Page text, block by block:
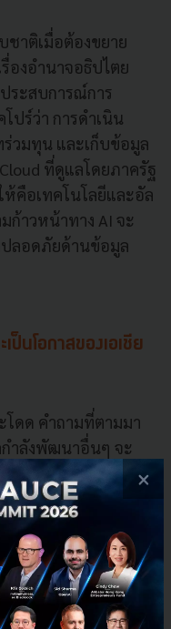
ชาติเมื่อต้องขยาย
องอำนาจอธิปไตย
ระสบการณ์การ
ปร์ว่า การดำเนิน
วมทุน และเก็บข้อมูล
ที่ดูแลโดยภาครัฐ
ห้คือเทคโนโลยีและอัล
ก้าวหน้าทาง AI จะ
ลอดภัยด้านข้อมูล
นโอกาสของเอเชีย
โดด คำถามที่ตามมา
ำลังพัฒนาอื่นๆ จะ
าหกรรมยาของตนเอง
องตามความเป็นจริง
ธี Copy and Paste
านการลงทุนระยะยาว
และสเกลประชากรที่
บครบวงจร
×